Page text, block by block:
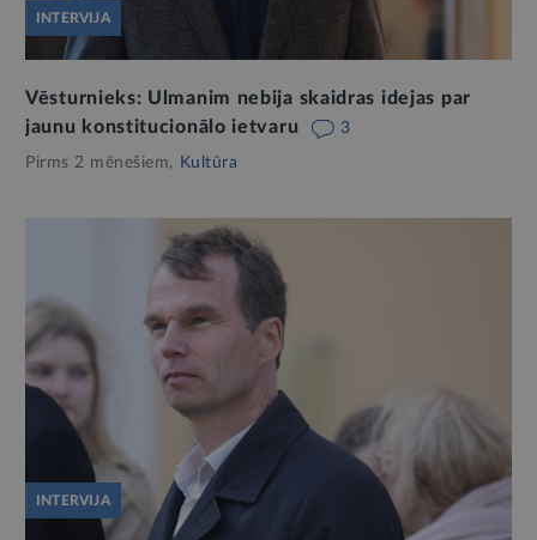
INTERVIJA
Vēsturnieks: Ulmanim nebija skaidras idejas par
jaunu konstitucionālo ietvaru
3
Pirms 2 mēnešiem, Kultūra
INTERVIJA